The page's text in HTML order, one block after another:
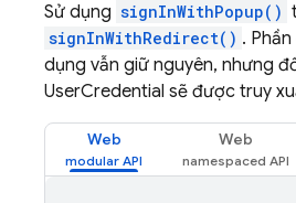
Sử dụng signInWithPopup()
signInWithRedirect() .
dụng vẫn giữ nguyên, nhưng
UserCredential sẽ được truy
Web Web